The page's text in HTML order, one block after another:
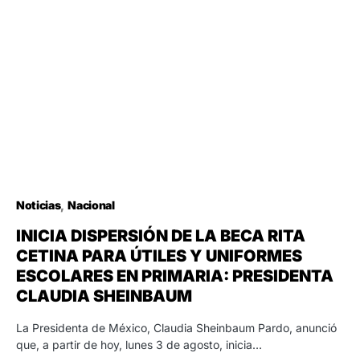
Noticias Nacional
INICIA DISPERSIÓN DE LA BECA RITA
CETINA PARA ÚTILES Y UNIFORMES
ESCOLARES EN PRIMARIA: PRESIDENTA
CLAUDIA SHEINBAUM
La Presidenta de México, Claudia Sheinbaum Pardo, anunció
que, a partir de hoy, lunes 3 de agosto, inicia…